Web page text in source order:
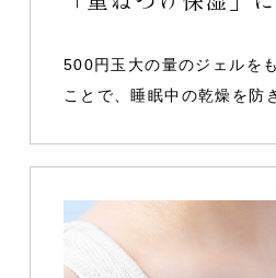
500円玉大の量のジェルを
ことで、睡眠中の乾燥を防